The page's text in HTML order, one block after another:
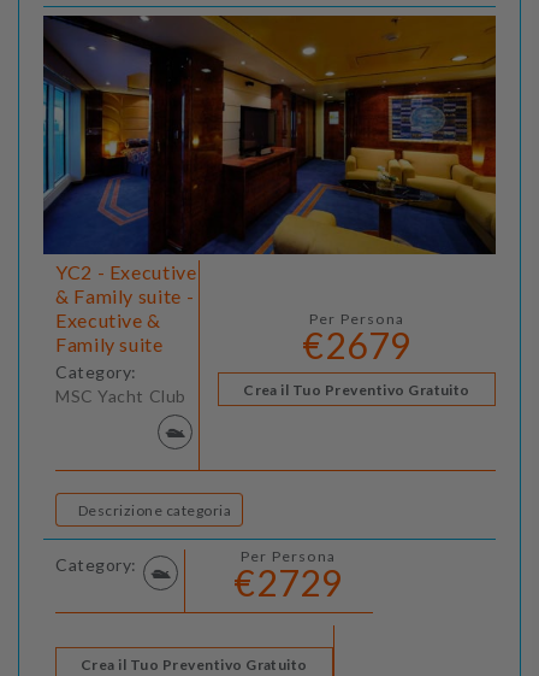
YC2 - Executive
& Family suite -
Executive &
Family suite
Category:
MSC Yacht Club
Per Persona
€2679
Crea il Tuo Preventivo Gratuito
Descrizione categoria
Category: Per Persona
€2729
Crea il Tuo Preventivo Gratuito